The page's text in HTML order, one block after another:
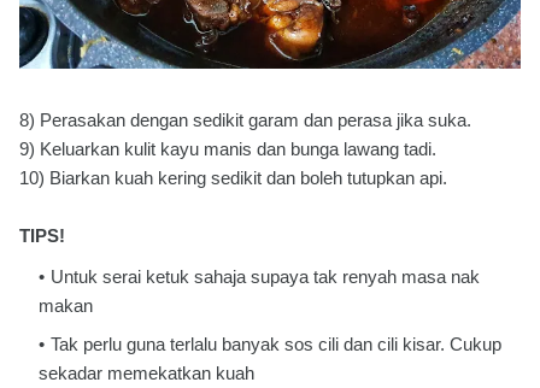
8) Perasakan dengan sedikit garam dan perasa jika suka.
9) Keluarkan kulit kayu manis dan bunga lawang tadi.
10) Biarkan kuah kering sedikit dan boleh tutupkan api.
TIPS!
Untuk serai ketuk sahaja supaya tak renyah masa nak
makan
Tak perlu guna terlalu banyak sos cili dan cili kisar. Cukup
sekadar memekatkan kuah